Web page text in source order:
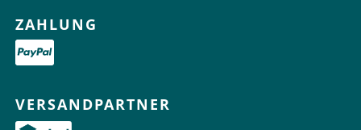
ZAHLUNG
VERSANDPARTNER